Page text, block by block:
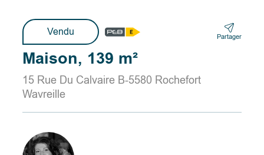
Vendu Partager
Maison, 139 m²
15 Rue Du Calvaire B-5580 Rochefort
Wavreille